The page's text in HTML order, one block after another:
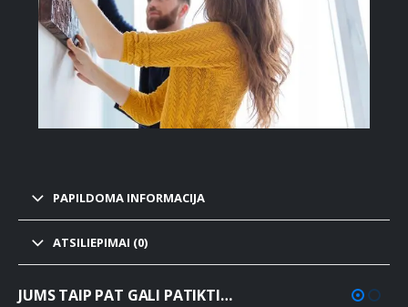
PAPILDOMA INFORMACIJA
ATSILIEPIMAI (0)
JUMS TAIP PAT GALI PATIKTI…